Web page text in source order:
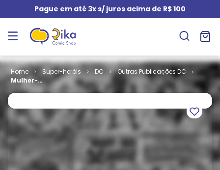
Pague em até 3x s/ juros acima de R$ 100
Super-heróis DC
Outras Publicações DC
Mulher-
Maravilha -
Dourado
(Capa Dura)